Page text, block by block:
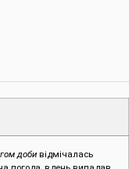
доби відмічалась